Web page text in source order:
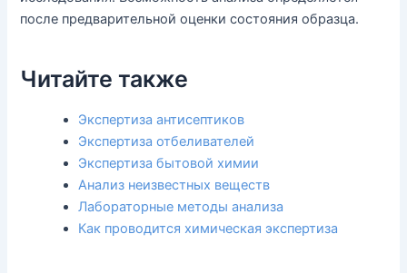
после предварительной оценки состояния образца.
Читайте также
Экспертиза антисептиков
Экспертиза отбеливателей
Экспертиза бытовой химии
Анализ неизвестных веществ
Лабораторные методы анализа
Как проводится химическая экспертиза